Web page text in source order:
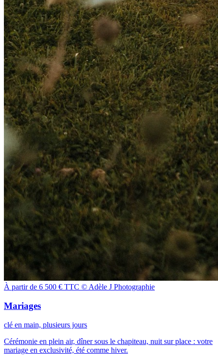
À partir de 6 500 € TTC © Adèle J Photographie
Mariages
clé en main, plusieurs jours
Cérémonie en plein air, dîner sous le chapiteau, nuit sur place : votre
mariage en exclusivité, été comme hiver.